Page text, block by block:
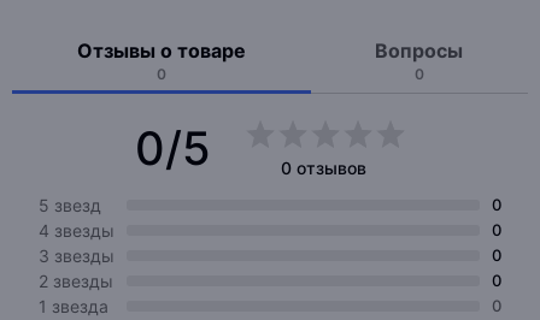
Отзывы о товаре
0
Вопросы
0
0/5
0 отзывов
5 звезд
0
4 звезды 0
3 звезды 0
2 звезды 0
1 звезда 0